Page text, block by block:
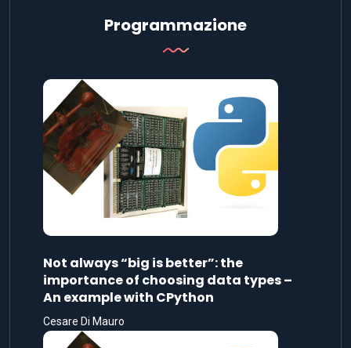
Programmazione
Not always “big is better”: the
importance of choosing data types –
An example with CPython
Cesare Di Mauro